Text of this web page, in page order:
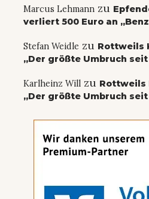
Marcus Lehmann zu
verliert 500 Euro an
Stefan Weidle zu Rottweils
„Der größte Umbruch
Karlheinz Will zu Rottweils
„Der größte Umbruch